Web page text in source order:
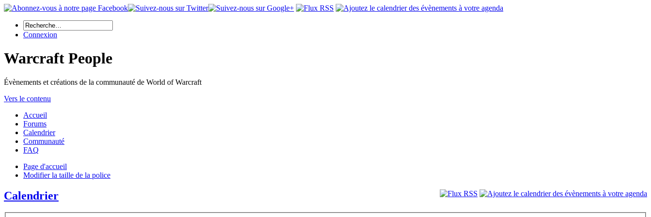
Connexion
Warcraft People
Évènements et créations de la communauté de World of Warcraft
Vers le contenu
Accueil
Forums
Calendrier
Communauté
FAQ
Page d'accueil
Modifier la taille de la police
Calendrier